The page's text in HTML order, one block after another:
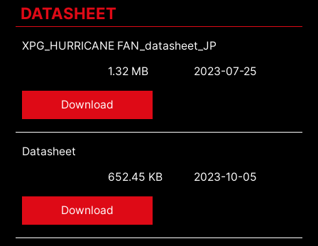
DATASHEET
XPG_HURRICANE FAN_datasheet_JP
1.32 MB
2023-07-25
Download
Datasheet
652.45 KB
2023-10-05
Download